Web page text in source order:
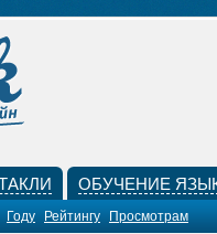
ОБУЧЕНИЕ
Году Рейтингу Просмотрам